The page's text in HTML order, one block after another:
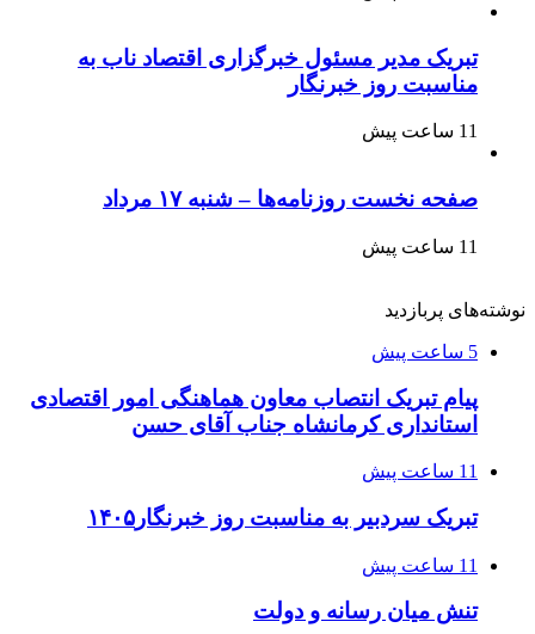
تبریک مدیر مسئول خبرگزاری اقتصاد ناب به
مناسبت روز خبرنگار
11 ساعت پیش
صفحه نخست روزنامه‌ها – شنبه ۱۷ مرداد
11 ساعت پیش
نوشته‌های پربازدید
5 ساعت پیش
پیام تبریک انتصاب معاون هماهنگی امور اقتصادی
استانداری کرمانشاه جناب آقای حسن
11 ساعت پیش
تبریک سردبیر به مناسبت روز خبرنگار۱۴۰۵
11 ساعت پیش
تنش میان رسانه و دولت